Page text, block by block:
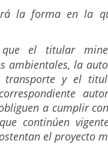
la forma en la
el titular
ambientales, la
transporte y el
a cumplir
continúen
el proyecto